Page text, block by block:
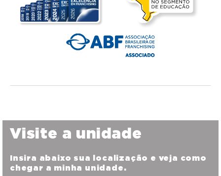
Visite a unidade
Insira abaixo sua localização e veja como
chegar a minha unidade.